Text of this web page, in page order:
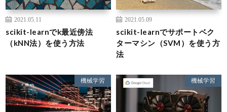
2021.05.11
scikit-learnでk最近傍法
（kNN法）を使う方法
2021.05.09
scikit-learnでサポートベク
ターマシン（SVM）を使う方
法
機械学習 機械学習